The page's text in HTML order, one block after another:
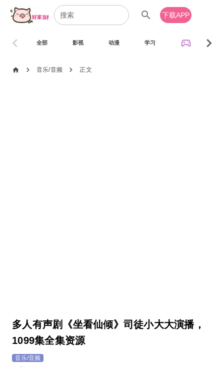
search 下载APP
全部 影视 动漫 学习 sports_esports
chevron_left chevron_right
home chevron_right 音乐/音频 chevron_right 正文
多人有声剧《坐看仙倾》司徒小大大演播，
1099集全集资源
音乐/音频